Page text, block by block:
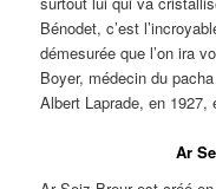
Bénodet, c’est
démesurée que l’on ira
Boyer, médecin du
Albert Laprade, en 1927,
Ar